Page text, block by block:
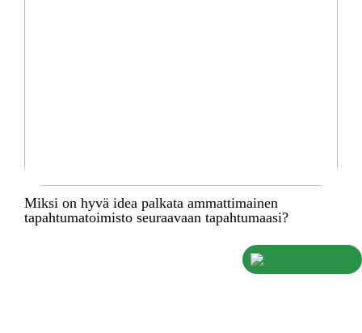
Miksi on hyvä idea palkata ammattimainen
tapahtumatoimisto seuraavaan tapahtumaasi?